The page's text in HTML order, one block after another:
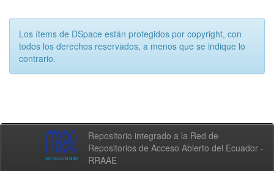
Los ítems de DSpace están protegidos por copyright, con
todos los derechos reservados, a menos que se indique lo
contrario.
Repositorio integrado a la Red de
Repositorios de Acceso Abierto del Ecuador -
RRAAE